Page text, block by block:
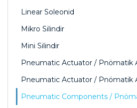
Linear Soleonid
Mikro Silindir
Mini Silindir
Pneumatic Actuator / Pnömatik
Pneumatic Actuator / Pnömatik
Pneumatic Components /